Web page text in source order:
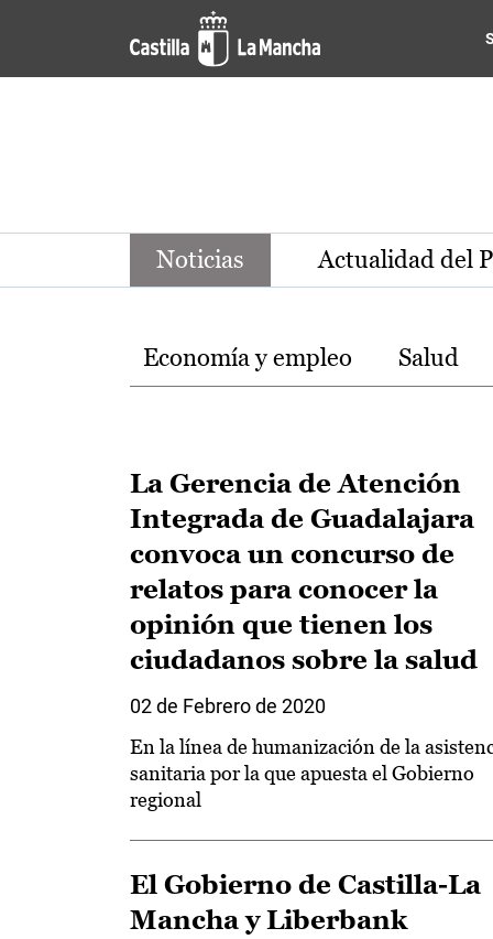
Pasar al contenido principal
Noticias de la región de
Noticias Actualidad del
Temas
Economía y empleo Salud
La Gerencia de Atención
Integrada de Guadalajara
convoca un concurso de
relatos para conocer la
opinión que tienen los
ciudadanos sobre la salud
02 de Febrero de 2020
En la línea de humanización de la
sanitaria por la que apuesta el Gobierno
regional
El Gobierno de Castilla-La
Mancha y Liberbank